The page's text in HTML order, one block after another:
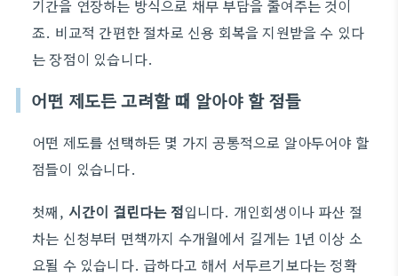
기간을 연장하는 방식으로 채무 부담을 줄여주는 것이
죠. 비교적 간편한 절차로 신용 회복을 지원받을 수 있다
는 장점이 있습니다.
어떤 제도든 고려할 때 알아야 할 점들
어떤 제도를 선택하든 몇 가지 공통적으로 알아두어야 할
점들이 있습니다.
첫째, 시간이 걸린다는 점입니다. 개인회생이나 파산 절
차는 신청부터 면책까지 수개월에서 길게는 1년 이상 소
요될 수 있습니다. 급하다고 해서 서두르기보다는 정확